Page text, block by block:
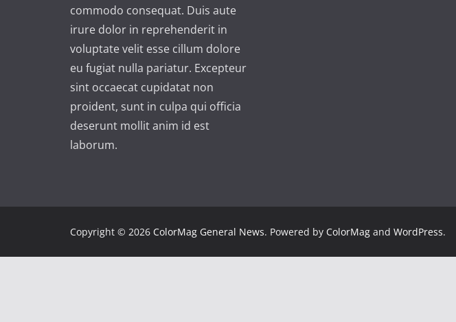
commodo consequat. Duis aute
irure dolor in reprehenderit in
voluptate velit esse cillum dolore
eu fugiat nulla pariatur. Excepteur
sint occaecat cupidatat non
proident, sunt in culpa qui officia
deserunt mollit anim id est
laborum.
Copyright © 2026 ColorMag General News. Powered by ColorMag and WordPress.